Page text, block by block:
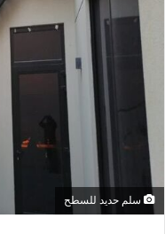
سلم حديد للسطح